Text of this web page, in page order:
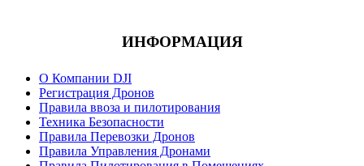
ИНФОРМАЦИЯ
О Компании DJI
Регистрация Дронов
Правила ввоза и пилотирования
Техника Безопасности
Правила Перевозки Дронов
Правила Управления Дронами